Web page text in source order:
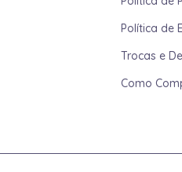
Política de
Trocas e
Como